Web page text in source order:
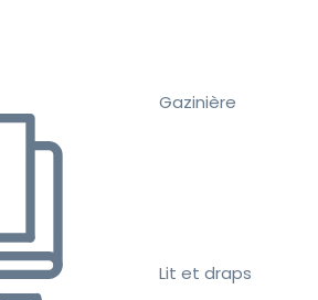
Gazinière
Lit et draps